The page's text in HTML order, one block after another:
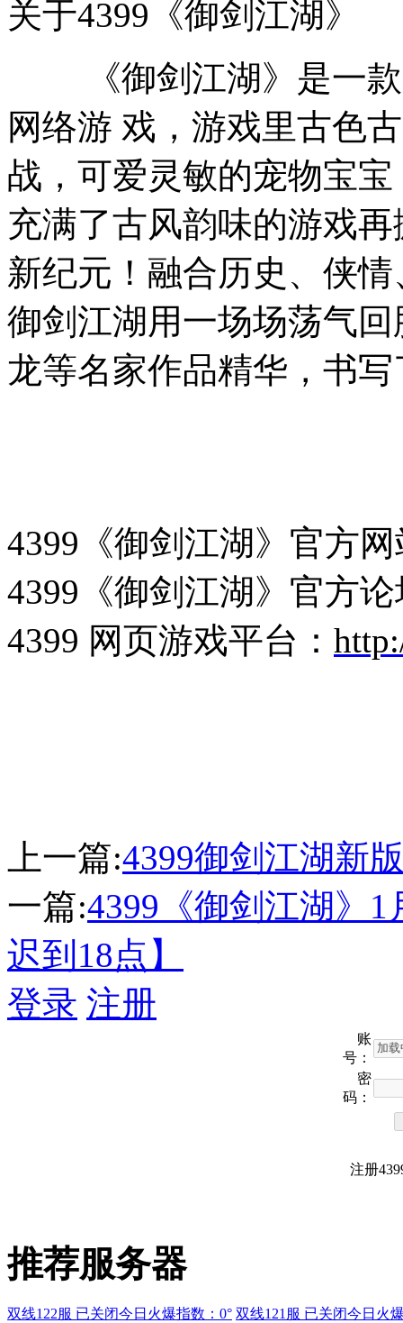
关于4399《御剑江湖》
《御剑江湖》是一款
网络游 戏，游戏里古色
战，可爱灵敏的宠物宝
充满了古风韵味的游戏
新纪元！融合历史、侠
御剑江湖用一场场荡气
龙等名家作品精华，书
4399《御剑江湖》官方
4399《御剑江湖》官方
4399 网页游戏平台：
上一篇:4399御剑江湖新
一篇:4399《御剑江湖》
迟到18点】
登录 注册
账
号：
密
码：
注册
推荐服务器
双线122服 已关闭今日火爆指数：0° 双线121服 已关闭今日火